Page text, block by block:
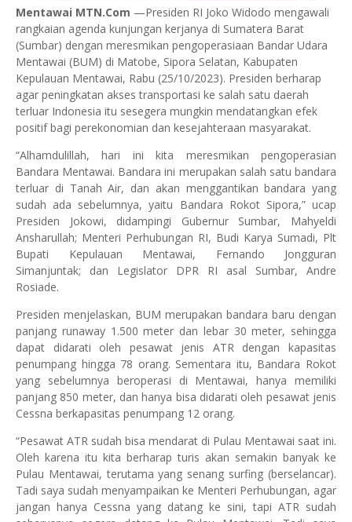
Mentawai MTN.Com —Presiden RI Joko Widodo mengawali
rangkaian agenda kunjungan kerjanya di Sumatera Barat
(Sumbar) dengan meresmikan pengoperasiaan Bandar Udara
Mentawai (BUM) di Matobe, Sipora Selatan, Kabupaten
Kepulauan Mentawai, Rabu (25/10/2023). Presiden berharap
agar peningkatan akses transportasi ke salah satu daerah
terluar Indonesia itu sesegera mungkin mendatangkan efek
positif bagi perekonomian dan kesejahteraan masyarakat.
“Alhamdulillah, hari ini kita meresmikan pengoperasian
Bandara Mentawai. Bandara ini merupakan salah satu bandara
terluar di Tanah Air, dan akan menggantikan bandara yang
sudah ada sebelumnya, yaitu Bandara Rokot Sipora,” ucap
Presiden Jokowi, didampingi Gubernur Sumbar, Mahyeldi
Ansharullah; Menteri Perhubungan RI, Budi Karya Sumadi, Plt
Bupati Kepulauan Mentawai, Fernando Jongguran
Simanjuntak; dan Legislator DPR RI asal Sumbar, Andre
Rosiade.
Presiden menjelaskan, BUM merupakan bandara baru dengan
panjang runaway 1.500 meter dan lebar 30 meter, sehingga
dapat didarati oleh pesawat jenis ATR dengan kapasitas
penumpang hingga 78 orang. Sementara itu, Bandara Rokot
yang sebelumnya beroperasi di Mentawai, hanya memiliki
panjang 850 meter, dan hanya bisa didarati oleh pesawat jenis
Cessna berkapasitas penumpang 12 orang.
“Pesawat ATR sudah bisa mendarat di Pulau Mentawai saat ini.
Oleh karena itu kita berharap turis akan semakin banyak ke
Pulau Mentawai, terutama yang senang surfing (berselancar).
Tadi saya sudah menyampaikan ke Menteri Perhubungan, agar
jangan hanya Cessna yang datang ke sini, tapi ATR sudah